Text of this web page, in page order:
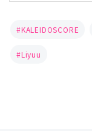
KALEIDOSCORE
Liyuu